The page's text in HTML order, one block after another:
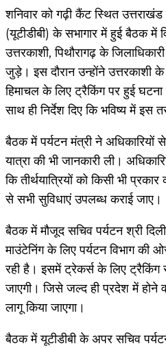
शनिवार को गढ़ी कैंट स्थित उत्तराखंड
(यूटीडीबी) के सभागार में हुई बैठक में
उत्तरकाशी, पिथौरागढ़ के
जुड़े। इस दौरान उन्होंने उत्तरकाशी
हिमाचल के लिए ट्रैकिंग पर हुई
साथ ही निर्देश दिए कि भविष्य में इस
बैठक में पर्यटन मंत्री ने अधिकारियों
यात्रा की भी जानकारी ली।
कि तीर्थयात्रियों को किसी भी
से सभी सुविधाएं उपलब्ध कराई जाए।
बैठक में मौजूद सचिव पर्यटन श्री
माउंटेनिंग के लिए पर्यटन विभाग की
रही है। इसमें ट्रेकर्स के लिए ट्रैकिंग
जाएगी। जिसे जल्द ही प्रदेश में होने
लागू किया जाएगा।
बैठक में यूटीडीबी के अपर सचिव